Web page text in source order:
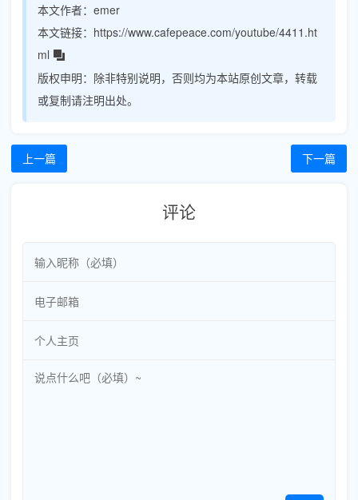
本文作者： emer
本文链接： https://www.cafepeace.com/youtube/4411.ht
ml
版权申明： 除非特别说明，否则均为本站原创文章，转载
或复制请注明出处。
上一篇 下一篇
评论